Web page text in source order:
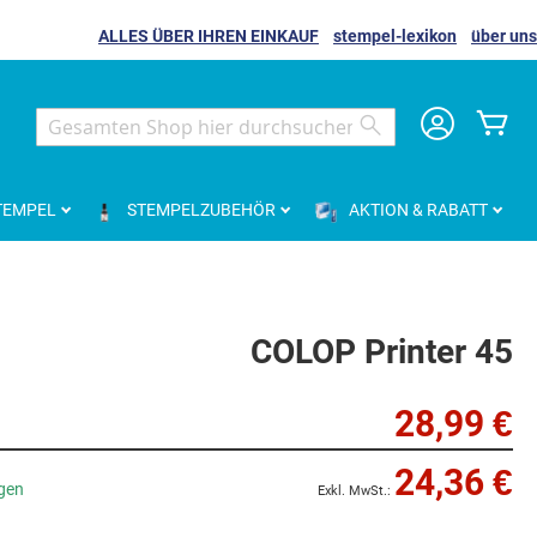
ALLES ÜBER IHREN EINKAUF stempel-lexikon
über uns
Search
STEMPELZUBEHÖR AKTION & RABATT
COLOP Printer 45
28,99 €
24,36 €